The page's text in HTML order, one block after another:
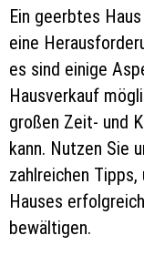
Ein geerbtes
eine
es sind einige
Hausverkauf
großen Zeit- und
kann. Nutzen Sie
zahlreichen
Hauses
bewältigen.